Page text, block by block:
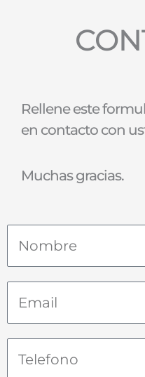
Rellene este
en contacto con
Muchas gracias.